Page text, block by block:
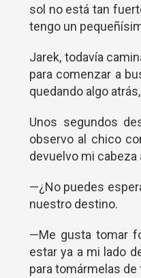
sol no está tan
tengo un
Jarek, todavía
para comenzar a
quedando algo
Unos segundos
observo al chico
devuelvo mi cabeza
—¿No puedes
nuestro destino.
—Me gusta tomar
estar ya a mi lado
para tomármelas